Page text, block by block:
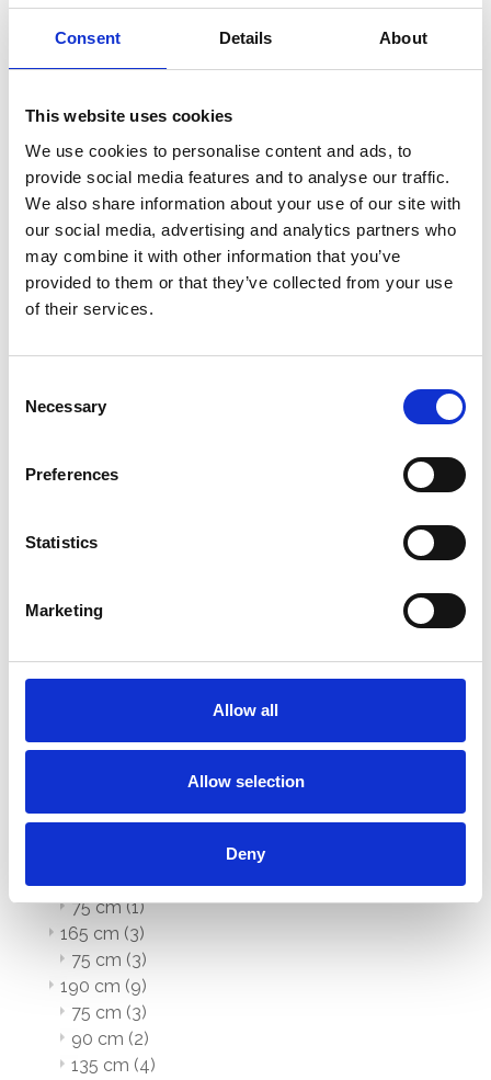
Consent Details About
This website uses cookies
We use cookies to personalise content and ads, to
provide social media features and to analyse our traffic.
We also share information about your use of our site with
our social media, advertising and analytics partners who
may combine it with other information that you’ve
provided to them or that they’ve collected from your use
of their services.
Selection
Necessary
Preferences
Statistics
Marketing
Allow all
Allow selection
Deny
190 cm(11)
75 cm
90 cm(3)
250 cm (8)
75 cm(3)
90 cm(2)
135 cm(3)
305 cm(8)
75 cm(3)
90 cm(2)
135 cm(3)
140 cm(1)
150 cm
75 cm
75 cm
250 cm
75 cm(1)
8 Meter(47)
120 cm(1)
75 cm(1)
165 cm (3)
75 cm (3)
190 cm (9)
75 cm (3)
90 cm (2)
135 cm (4)